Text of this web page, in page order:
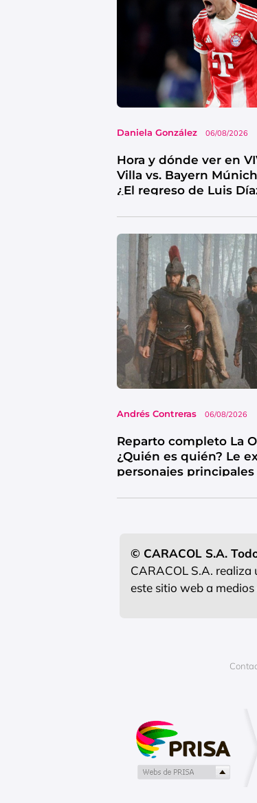
Daniela González 06/08/2026
Hora y dónde ver en
Villa vs. Bayern
¿El regreso de Luis
Andrés Contreras 06/08/2026
Reparto completo La
¿Quién es quién? Le
personajes principales
© CARACOL S.A.
CARACOL S.A. realiza
este sitio web a